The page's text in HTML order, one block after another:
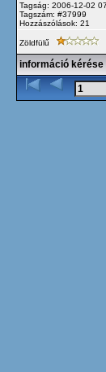
Tagság: 2006-12-02
Tagszám: #37999
Hozzászólások: 21
Zöldfülű
információ kérése